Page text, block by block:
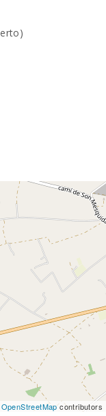
OpenStreetMapcontributors